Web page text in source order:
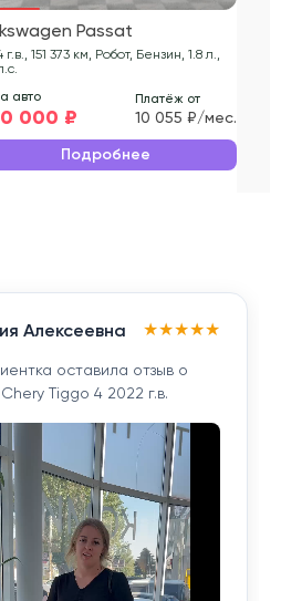
Passat
Робот, Бензин, 1.8 л.,
авто
000 ₽
Платёж от
10 055 ₽/мес.
Подробнее
Алексеевна ★★★★★
оставила отзыв о
Tiggo 4 2022 г.в.